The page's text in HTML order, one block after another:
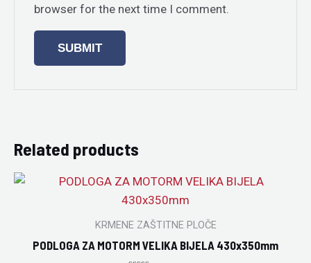
browser for the next time I comment.
Related products
KRMENE ZAŠTITNE PLOČE
PODLOGA ZA MOTORM VELIKA BIJELA 430x350mm